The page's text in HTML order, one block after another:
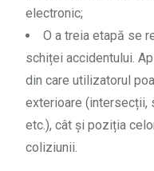
electronic;
O a treia etapă se
schiței accidentului.
din care utilizatorul
exterioare (intersecții,
etc.), cât și poziția
coliziunii.